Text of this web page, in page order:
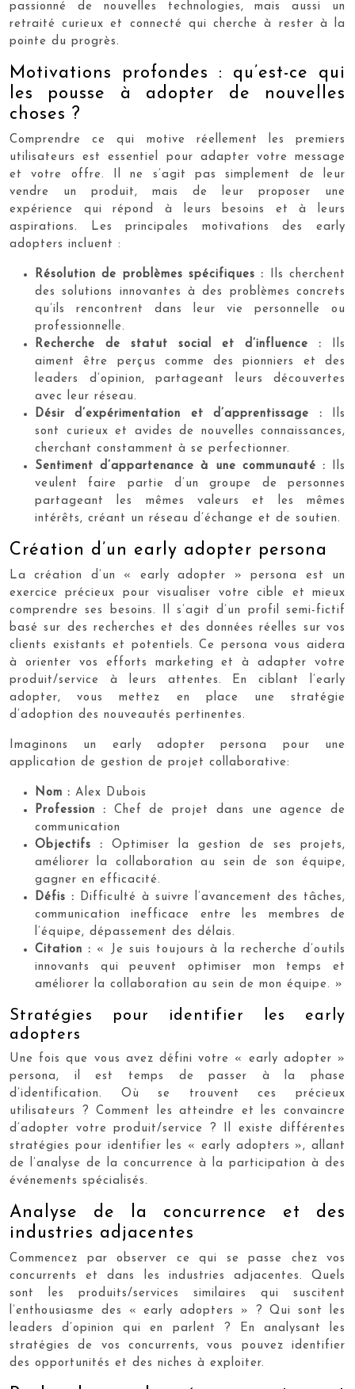
passionné de nouvelles technologies, mais aussi un
retraité curieux et connecté qui cherche à rester à la
pointe du progrès.
Motivations profondes : qu’est-ce qui
les pousse à adopter de nouvelles
choses ?
Comprendre ce qui motive réellement les premiers
utilisateurs est essentiel pour adapter votre message
et votre offre. Il ne s’agit pas simplement de leur
vendre un produit, mais de leur proposer une
expérience qui répond à leurs besoins et à leurs
aspirations. Les principales motivations des early
adopters incluent :
Résolution de problèmes spécifiques : Ils cherchent
des solutions innovantes à des problèmes concrets
qu’ils rencontrent dans leur vie personnelle ou
professionnelle.
Recherche de statut social et d’influence : Ils
aiment être perçus comme des pionniers et des
leaders d’opinion, partageant leurs découvertes
avec leur réseau.
Désir d’expérimentation et d’apprentissage : Ils
sont curieux et avides de nouvelles connaissances,
cherchant constamment à se perfectionner.
Sentiment d’appartenance à une communauté : Ils
veulent faire partie d’un groupe de personnes
partageant les mêmes valeurs et les mêmes
intérêts, créant un réseau d’échange et de soutien.
Création d’un early adopter persona
La création d’un « early adopter » persona est un
exercice précieux pour visualiser votre cible et mieux
comprendre ses besoins. Il s’agit d’un profil semi-fictif
basé sur des recherches et des données réelles sur vos
clients existants et potentiels. Ce persona vous aidera
à orienter vos efforts marketing et à adapter votre
produit/service à leurs attentes. En ciblant l’early
adopter, vous mettez en place une stratégie
d’adoption des nouveautés pertinentes.
Imaginons un early adopter persona pour une
application de gestion de projet collaborative:
Nom : Alex Dubois
Profession : Chef de projet dans une agence de
communication
Objectifs : Optimiser la gestion de ses projets,
améliorer la collaboration au sein de son équipe,
gagner en efficacité.
Défis : Difficulté à suivre l’avancement des tâches,
communication inefficace entre les membres de
l’équipe, dépassement des délais.
Citation : « Je suis toujours à la recherche d’outils
innovants qui peuvent optimiser mon temps et
améliorer la collaboration au sein de mon équipe. »
Stratégies pour identifier les early
adopters
Une fois que vous avez défini votre « early adopter »
persona, il est temps de passer à la phase
d’identification. Où se trouvent ces précieux
utilisateurs ? Comment les atteindre et les convaincre
d’adopter votre produit/service ? Il existe différentes
stratégies pour identifier les « early adopters », allant
de l’analyse de la concurrence à la participation à des
événements spécialisés.
Analyse de la concurrence et des
industries adjacentes
Commencez par observer ce qui se passe chez vos
concurrents et dans les industries adjacentes. Quels
sont les produits/services similaires qui suscitent
l’enthousiasme des « early adopters » ? Qui sont les
leaders d’opinion qui en parlent ? En analysant les
stratégies de vos concurrents, vous pouvez identifier
des opportunités et des niches à exploiter.